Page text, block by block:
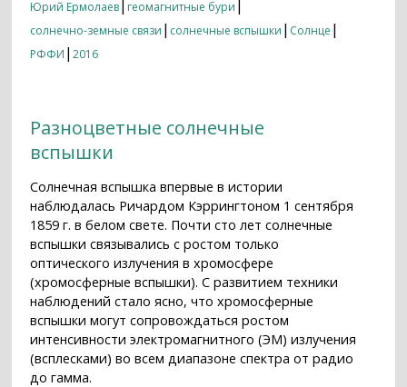
Юрий Ермолаев геомагнитные бури
солнечно-земные связи | солнечные вспышки | Солнце |
РФФИ |2016
Разноцветные солнечные
вспышки
Солнечная вспышка впервые в истории
наблюдалась Ричардом Кэррингтоном 1 сентября
1859 г. в белом свете. Почти сто лет солнечные
вспышки связывались с ростом только
оптического излучения в хромосфере
(хромосферные вспышки). С развитием техники
наблюдений стало ясно, что хромосферные
вспышки могут сопровождаться ростом
интенсивности электромагнитного (ЭМ) излучения
(всплесками) во всем диапазоне спектра от радио
до гамма.